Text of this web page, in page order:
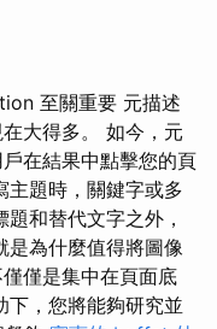
至關重要 元描述
大得多。 如今，元
在結果中點擊您的頁
主題時，關鍵字或多
和替代文字之外，
是為什麼值得將圖像
僅是集中在頁面底
下，您將能夠研究並